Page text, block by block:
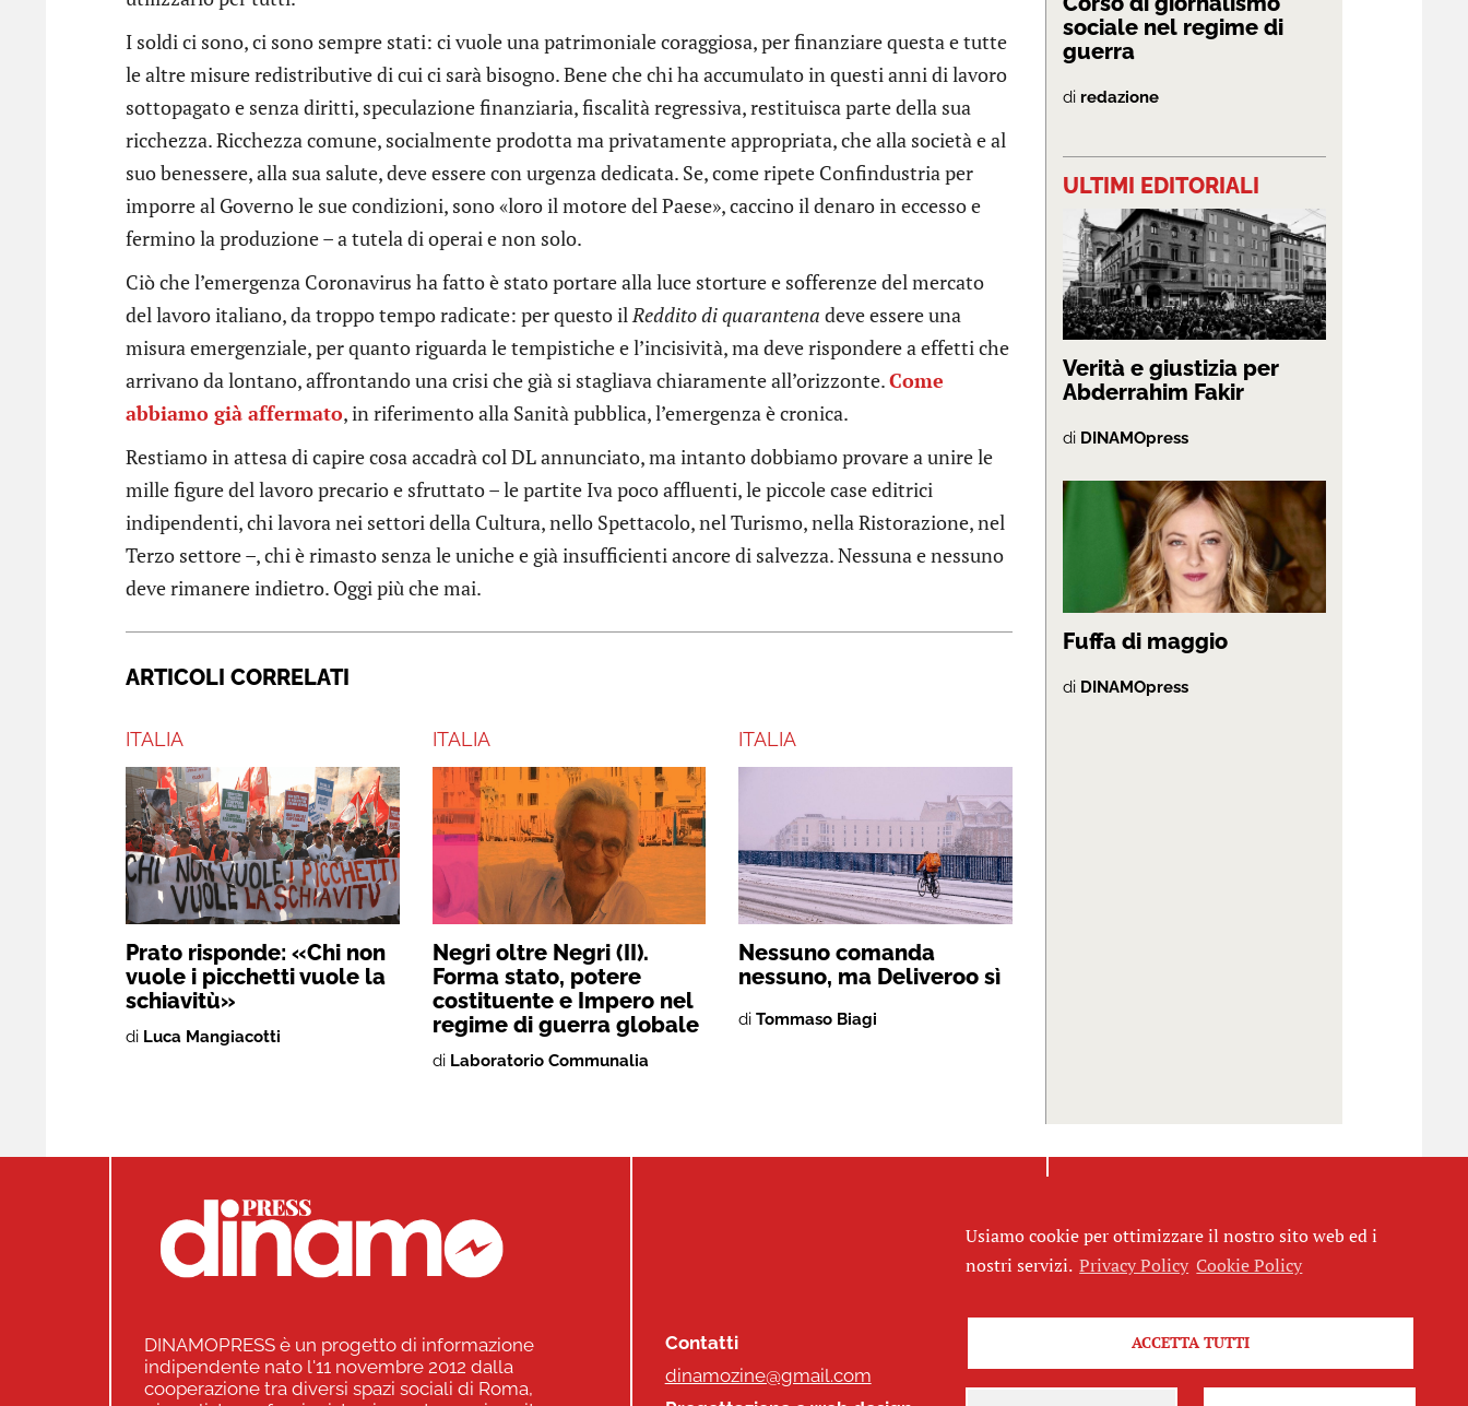
I soldi ci sono, ci sono sempre stati: ci vuole una patrimoniale coraggiosa, per finanziare questa e tutte
le altre misure redistributive di cui ci sarà bisogno. Bene che chi ha accumulato in questi anni di lavoro
sottopagato e senza diritti, speculazione finanziaria, fiscalità regressiva, restituisca parte della sua
ricchezza. Ricchezza comune, socialmente prodotta ma privatamente appropriata, che alla società e al
suo benessere, alla sua salute, deve essere con urgenza dedicata. Se, come ripete Confindustria per
imporre al Governo le sue condizioni, sono «loro il motore del Paese», caccino il denaro in eccesso e
fermino la produzione – a tutela di operai e non solo.
Ciò che l’emergenza Coronavirus ha fatto è stato portare alla luce storture e sofferenze del mercato
del lavoro italiano, da troppo tempo radicate: per questo ilReddito di quarantena deve essere una
misura emergenziale, per quanto riguarda le tempistiche e l’incisività, ma deve rispondere a effetti che
arrivano da lontano, affrontando una crisi che già si stagliava chiaramente all’orizzonte.Come
abbiamo già affermato, in riferimento alla Sanità pubblica, l’emergenza è cronica.
Restiamo in attesa di capire cosa accadrà col DL annunciato, ma intanto dobbiamo provare a unire le
mille figure del lavoro precario e sfruttato – le partite Iva poco affluenti, le piccole case editrici
indipendenti, chi lavora nei settori della Cultura, nello Spettacolo, nel Turismo, nella Ristorazione, nel
Terzo settore –, chi è rimasto senza le uniche e già insufficienti ancore di salvezza. Nessuna e nessuno
deve rimanere indietro. Oggi più che mai.
ARTICOLI CORRELATI
ITALIA
Prato risponde: «Chi non
vuole i picchetti vuole la
schiavitù»
di Luca Mangiacotti
ITALIA
Negri oltre Negri (II).
Forma stato, potere
costituente e Impero nel
regime di guerra globale
di Laboratorio Communalia
ITALIA
Nessuno comanda
nessuno, ma Deliveroo sì
diTommaso Biagi
sociale nel regime di
guerra
di redazione
ULTIMI EDITORIALI
Verità e giustizia per
Abderrahim Fakir
di DINAMOpress
Fuffa di maggio
di DINAMOpress
DINAMOPRESS è un progetto di informazione
indipendente nato l'11 novembre 2012 dalla
cooperazione tra diversi spazi sociali di Roma,
Contatti
dinamozine@gmail.com
Seguici
Usiamo cookie per ottimizzare il nostro sito web ed i
nostri servizi. Privacy Policy Cookie Policy
ACCETTA TUTTI